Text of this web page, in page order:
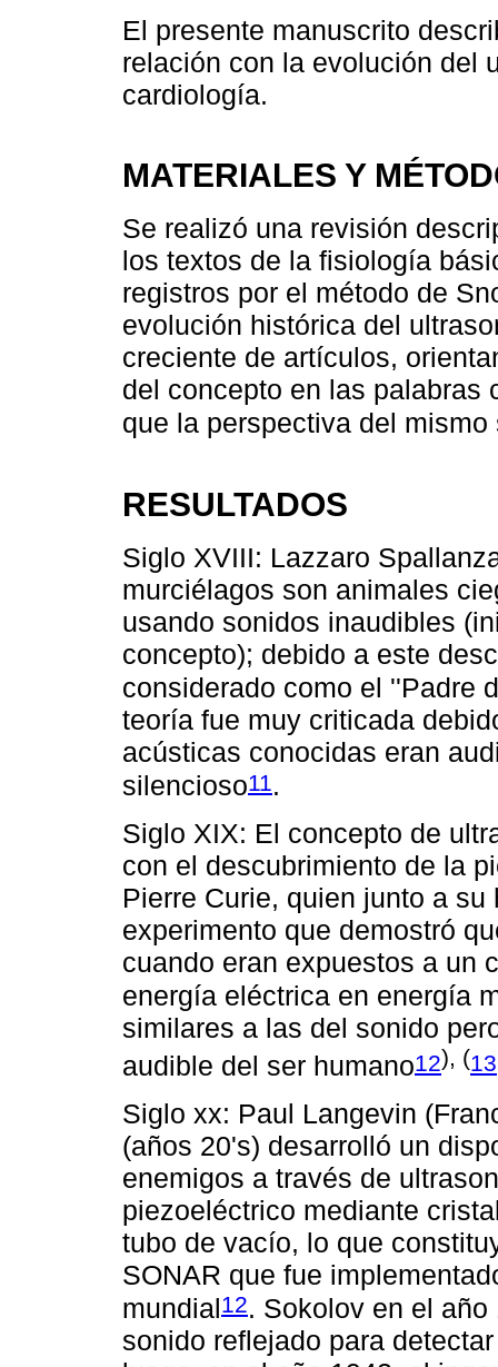
El presente manuscrito
relación con la evolución del
cardiología.
MATERIALES Y
Se realizó una revisión
los textos de la fisiología
registros por el método de
evolución histórica del
creciente de artículos,
del concepto en las palabras
que la perspectiva del
RESULTADOS
Siglo XVIII: Lazzaro
murciélagos son animales
usando sonidos inaudibles
concepto); debido a este
considerado como el ''Padre
teoría fue muy criticada
acústicas conocidas eran
silencioso11 .
Siglo XIX: El concepto de
con el descubrimiento de la
Pierre Curie, quien junto a
experimento que demostró
cuando eran expuestos a un
energía eléctrica en energía
similares a las del sonido
audible del ser humano12), (13
Siglo xx: Paul Langevin
(años 20's) desarrolló un
enemigos a través de
piezoeléctrico mediante
tubo de vacío, lo que
SONAR que fue
mundial12. Sokolov en el
sonido reflejado para